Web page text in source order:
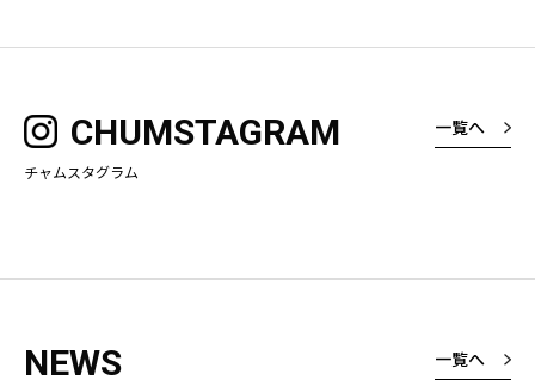
CHUMSTAGRAM
チャムスタグラム
一覧へ
NEWS 一覧へ